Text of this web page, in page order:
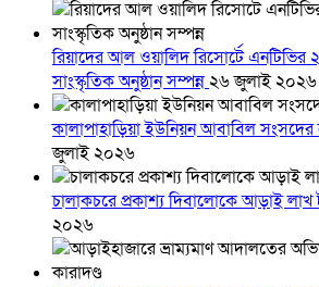
রিয়াদের আল ওয়ালিদ রিসোর্টে এনটিভির
সাংস্কৃতিক অনুষ্ঠান সম্পন্ন২৬ জুলাই ২০২৬
কালাপাহাড়িয়া ইউনিয়ন আবাবিল
জুলাই ২০২৬
চালাকচরে প্রকাশ্য দিবালোকে আড়াই লাখ
২০২৬